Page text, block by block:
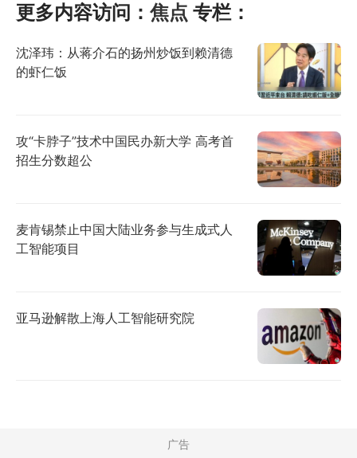
更多内容访问： 焦点 专栏：
沈泽玮：从蒋介石的扬州炒饭到赖清德
的虾仁饭
攻“卡脖子”技术中国民办新大学 高考首
招生分数超公
麦肯锡禁止中国大陆业务参与生成式人
工智能项目
亚马逊解散上海人工智能研究院